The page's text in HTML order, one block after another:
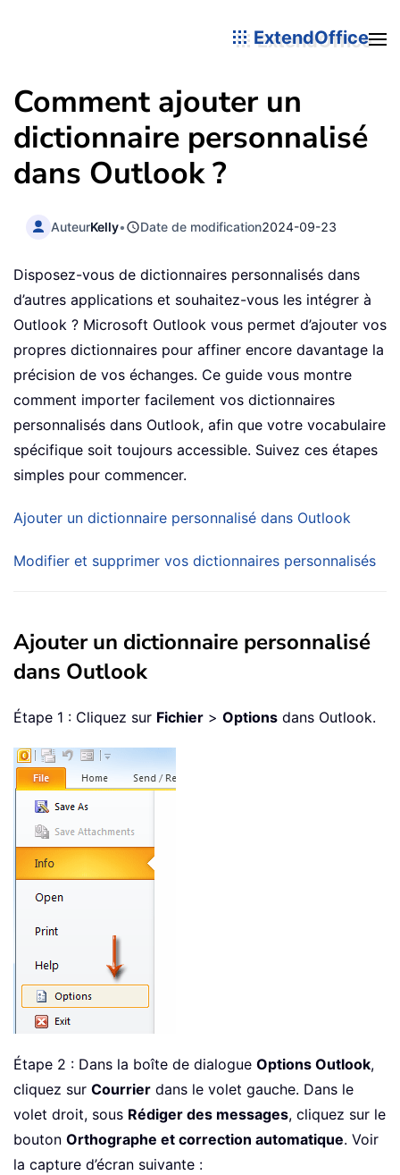
ExtendOffice
Comment ajouter un
dictionnaire personnalisé
dans Outlook ?
AuteurKelly• Date de modification2024-09-23
Disposez-vous de dictionnaires personnalisés dans
d’autres applications et souhaitez-vous les intégrer à
Outlook ? Microsoft Outlook vous permet d’ajouter vos
propres dictionnaires pour affiner encore davantage la
précision de vos échanges. Ce guide vous montre
comment importer facilement vos dictionnaires
personnalisés dans Outlook, afin que votre vocabulaire
spécifique soit toujours accessible. Suivez ces étapes
simples pour commencer.
Ajouter un dictionnaire personnalisé dans Outlook
Modifier et supprimer vos dictionnaires personnalisés
Ajouter un dictionnaire personnalisé
dans Outlook
Étape 1 : Cliquez sur Fichier > Options dans Outlook.
Étape 2 : Dans la boîte de dialogue Options Outlook,
cliquez sur Courrier dans le volet gauche. Dans le
volet droit, sous Rédiger des messages, cliquez sur le
bouton Orthographe et correction automatique. Voir
la capture d’écran suivante :